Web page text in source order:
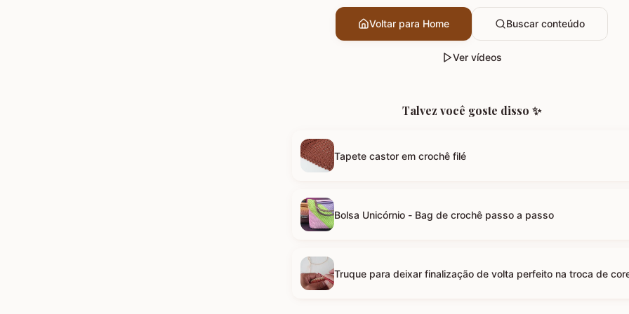
Voltar para Home Buscar conteúdo
Ver vídeos
Talvez você goste disso ✨
Tapete castor em crochê filé
Bolsa Unicórnio - Bag de crochê passo a passo
Truque para deixar finalização de volta perfeito na troca de